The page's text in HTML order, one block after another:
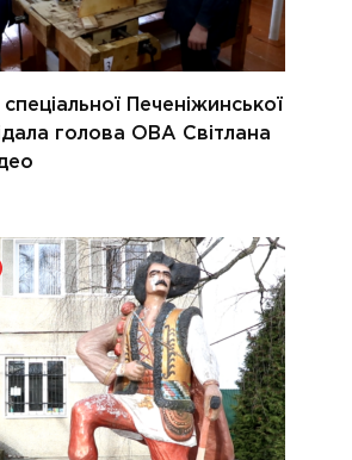
Печеніжинської
голова ОВА Світлана